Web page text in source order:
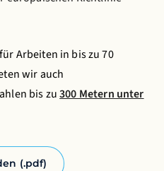
Arbeiten in bis zu 70
wir auch
bis zu300 Metern unter
(.pdf)